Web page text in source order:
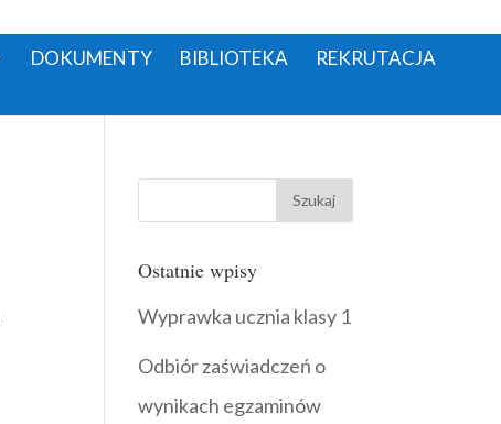
DOKUMENTY BIBLIOTEKA
REKRUTACJA
Ostatnie wpisy
Wyprawka ucznia klasy 1
Odbiór zaświadczeń o
wynikach egzaminów